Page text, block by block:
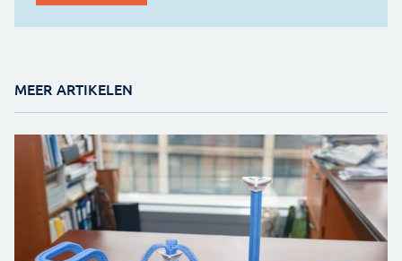
MEER ARTIKELEN